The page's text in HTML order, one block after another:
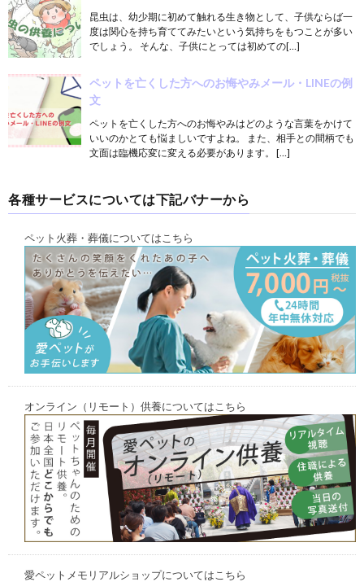
昆虫は、幼少期に初めて触れる生き物として、子供ならば一
度は関心を持ち育ててみたいという気持ちをもつことが多い
でしょう。 そんな、子供にとっては初めての[…]
ペットを亡くした方へのお悔やみメール・LINEの例
文
ペットを亡くした方へのお悔やみはどのような言葉をかけて
いいのかとても悩ましいですよね。 また、相手との間柄でも
文面は臨機応変に変える必要があります。 […]
各種サービスについては下記バナーから
ペット火葬・葬儀についてはこちら
オンライン（リモート）供養についてはこちら
愛ペットメモリアルショップについてはこちら